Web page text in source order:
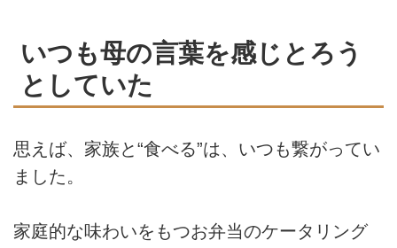
いつも母の言葉を感じとろう
としていた
思えば、家族と“食べる”は、いつも繋がってい
ました。
家庭的な味わいをもつお弁当のケータリング